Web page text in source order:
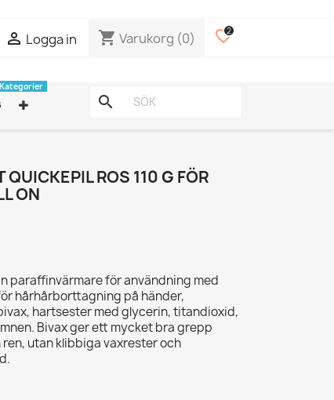
 Logga in shopping_cart Varukorg (0) favorite_border
2
Kategorier
search
ROS 110 G FÖR
ON
paraffinvärmare för användning med
hårhårborttagning på händer,
hartsester med glycerin, titandioxid,
Bivax ger ett mycket bra grepp
utan klibbiga vaxrester och